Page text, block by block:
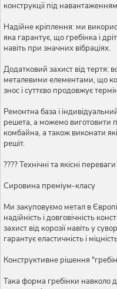
конструкції під
Надійне кріплення: ми
яка гарантує, що гребінка і
навіть при значних вібраціях.
Додатковий захист від тертя:
металевими елементами, що
знос і суттєво продовжує
Ремонтна база і
решета, а можемо виготовити
комбайна, а також виконати
решіт.
???? Технічні та якісні переваги
Сировина преміум-класу
Ми закуповуємо метал в
надійність і довговічність
захист від корозії навіть у
гарантує еластичність і
Конструктивне рішення
Така форма гребінки навколо